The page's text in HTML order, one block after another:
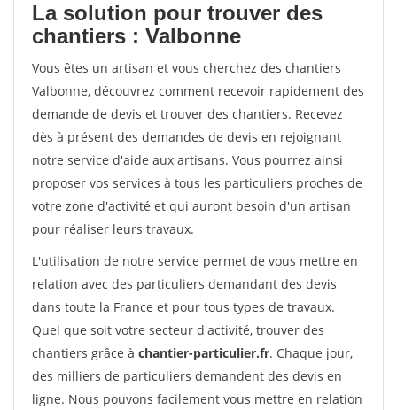
La solution pour trouver des
chantiers : Valbonne
Vous êtes un artisan et vous cherchez des chantiers
Valbonne, découvrez comment recevoir rapidement des
demande de devis et trouver des chantiers. Recevez
dès à présent des demandes de devis en rejoignant
notre service d'aide aux artisans. Vous pourrez ainsi
proposer vos services à tous les particuliers proches de
votre zone d'activité et qui auront besoin d'un artisan
pour réaliser leurs travaux.
L'utilisation de notre service permet de vous mettre en
relation avec des particuliers demandant des devis
dans toute la France et pour tous types de travaux.
Quel que soit votre secteur d'activité, trouver des
chantiers grâce à chantier-particulier.fr. Chaque jour,
des milliers de particuliers demandent des devis en
ligne. Nous pouvons facilement vous mettre en relation